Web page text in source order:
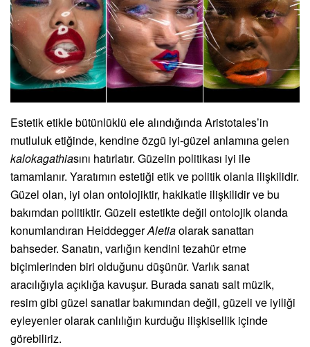
Estetik etikle bütünlüklü ele alındığında Aristotales’in
mutluluk etiğinde, kendine özgü iyi-güzel anlamına gelen
kalokagathiasını hatırlatır. Güzelin politikası iyi ile
tamamlanır. Yaratımın estetiği etik ve politik olanla ilişkilidir.
Güzel olan, iyi olan ontolojiktir, hakikatle ilişkilidir ve bu
bakımdan politiktir. Güzeli estetikte değil ontolojik olanda
konumlandıran HeiddeggerAletiaolarak sanattan
bahseder. Sanatın, varlığın kendini tezahür etme
biçimlerinden biri olduğunu düşünür. Varlık sanat
aracılığıyla açıklığa kavuşur. Burada sanatı salt müzik,
resim gibi güzel sanatlar bakımından değil, güzeli ve iyiliği
eyleyenler olarak canlılığın kurduğu ilişkisellik içinde
görebiliriz.